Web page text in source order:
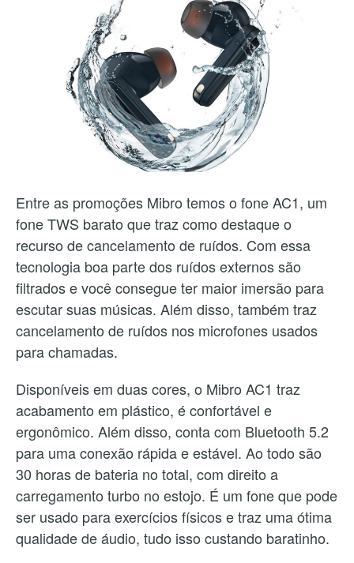
Entre as promoções Mibro temos o fone AC1, um
fone TWS barato que traz como destaque o
recurso de cancelamento de ruídos. Com essa
tecnologia boa parte dos ruídos externos são
filtrados e você consegue ter maior imersão para
escutar suas músicas. Além disso, também traz
cancelamento de ruídos nos microfones usados
para chamadas.
Disponíveis em duas cores, o Mibro AC1 traz
acabamento em plástico, é confortável e
ergonômico. Além disso, conta com Bluetooth 5.2
para uma conexão rápida e estável. Ao todo são
30 horas de bateria no total, com direito a
carregamento turbo no estojo. É um fone que pode
ser usado para exercícios físicos e traz uma ótima
qualidade de áudio, tudo isso custando baratinho.